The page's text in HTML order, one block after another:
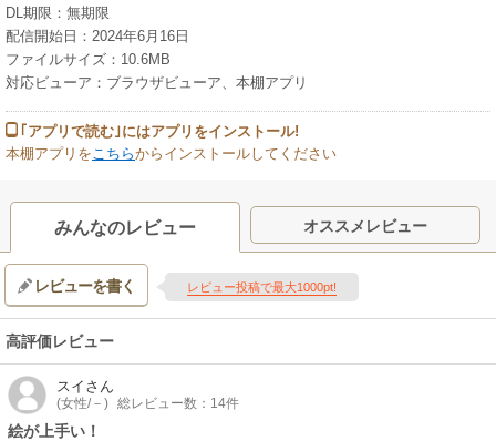
DL期限：無期限
配信開始日：2024年6月16日
ファイルサイズ：10.6MB
対応ビューア：ブラウザビューア、本棚アプリ
｢アプリで読む｣にはアプリをインストール!
本棚アプリを こちらからインストールしてください
みんなのレビュー オススメレビュー
レビューを書く レビュー投稿で最大1000pt!
高評価レビュー
スイ さん
(女性/－) 総レビュー数：14件
絵が上手い！